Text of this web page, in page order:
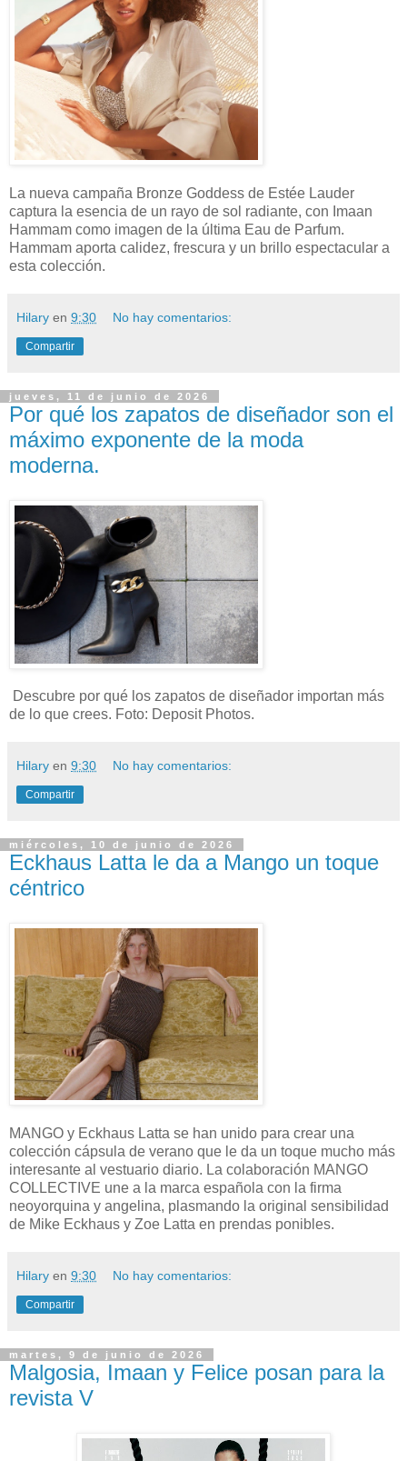
La nueva campaña Bronze Goddess de Estée Lauder
captura la esencia de un rayo de sol radiante, con Imaan
Hammam como imagen de la última Eau de Parfum.
Hammam aporta calidez, frescura y un brillo espectacular a
esta colección.
Hilary en 9:30 No hay comentarios:
Compartir
jueves, 11 de junio de 2026
Por qué los zapatos de diseñador son el
máximo exponente de la moda
moderna.
Descubre por qué los zapatos de diseñador importan más
de lo que crees. Foto: Deposit Photos.
Hilary en 9:30 No hay comentarios:
Compartir
miércoles, 10 de junio de 2026
Eckhaus Latta le da a Mango un toque
céntrico
MANGO y Eckhaus Latta se han unido para crear una
colección cápsula de verano que le da un toque mucho más
interesante al vestuario diario. La colaboración MANGO
COLLECTIVE une a la marca española con la firma
neoyorquina y angelina, plasmando la original sensibilidad
de Mike Eckhaus y Zoe Latta en prendas ponibles.
Hilary en 9:30 No hay comentarios:
Compartir
martes, 9 de junio de 2026
Malgosia, Imaan y Felice posan para la
revista V